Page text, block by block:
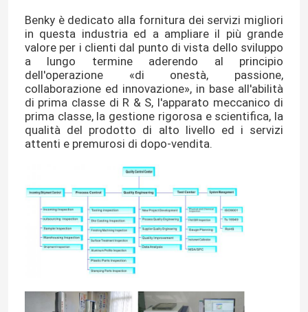
Benky è dedicato alla fornitura dei servizi migliori
in questa industria ed a ampliare il più grande
valore per i clienti dal punto di vista dello sviluppo
a lungo termine aderendo al principio
dell'operazione «di onestà, passione,
collaborazione ed innovazione», in base all'abilità
di prima classe di R & S, l'apparato meccanico di
prima classe, la gestione rigorosa e scientifica, la
qualità del prodotto di alto livello ed i servizi
attenti e premurosi di dopo-vendita.